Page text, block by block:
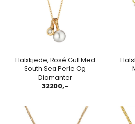
Halskjede, Rosé Gull Med
South Sea Perle Og
Diamanter
32200,-